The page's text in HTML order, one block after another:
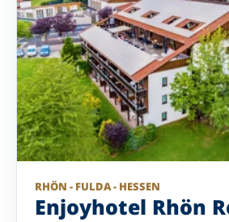
RHÖN - FULDA - HESSEN
Enjoyhotel Rhön